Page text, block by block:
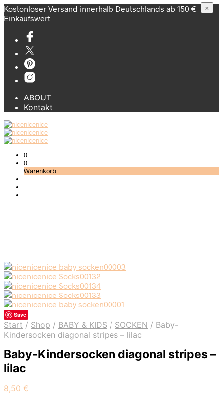
Kostonloser Versand innerhalb Deutschlands ab 150 €
Einkaufswert
ABOUT
Kontakt
0
0
Warenkorb
Save
Start / Shop / BABY & KIDS / SOCKEN / Baby-
Kindersocken diagonal stripes – lilac
Baby-Kindersocken diagonal stripes –
lilac
8,50 €
×